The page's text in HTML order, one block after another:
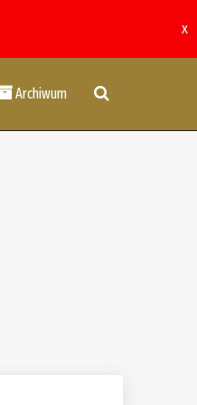
x
Archiwum